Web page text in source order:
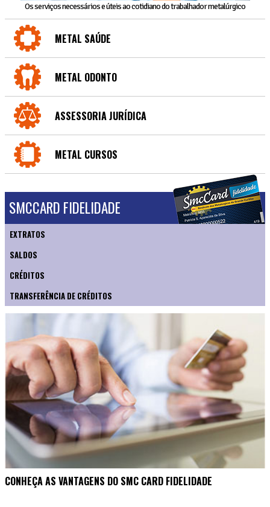
Os serviços necessários e úteis ao cotidiano do trabalhador metalúrgico
METAL SAÚDE
METAL ODONTO
ASSESSORIA JURÍDICA
METAL CURSOS
SMCCARD FIDELIDADE
EXTRATOS
SALDOS
CRÉDITOS
TRANSFERÊNCIA DE CRÉDITOS
CONHEÇA AS VANTAGENS DO SMC CARD FIDELIDADE